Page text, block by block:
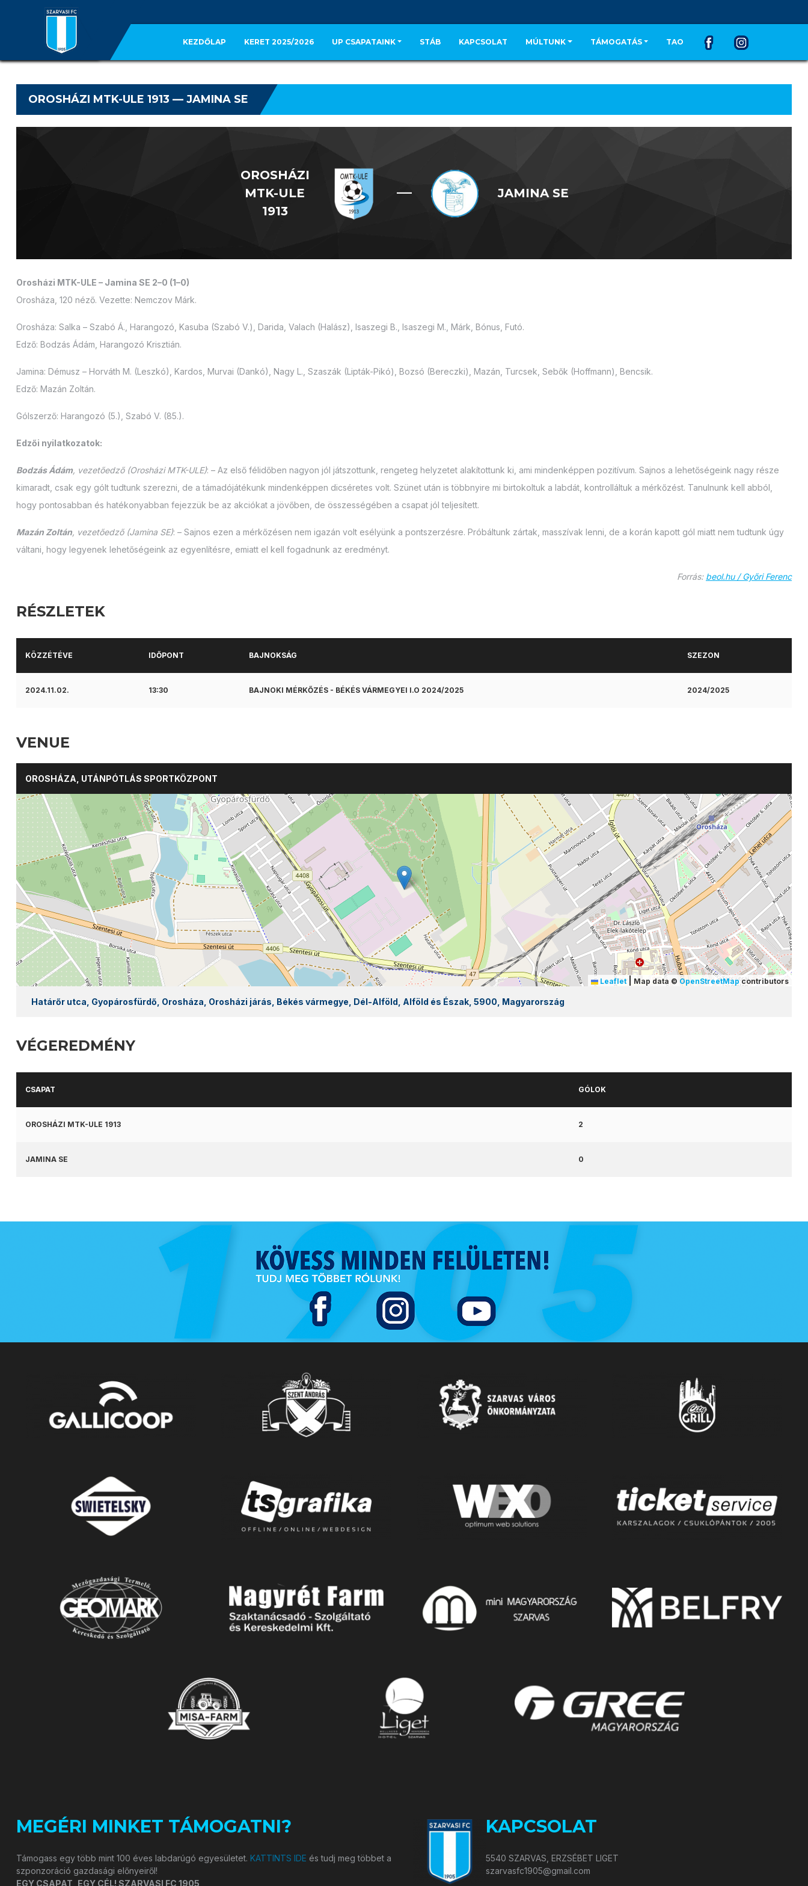
KEZDŐLAP KERET 2025/2026 UP CSAPATAINK STÁB KAPCSOLAT MÚLTUNK TÁMOGATÁS TAO
OROSHÁZI MTK-ULE 1913 — JAMINA SE
OROSHÁZI
MTK-ULE
1913
— JAMINA SE
Orosházi MTK-ULE – Jamina SE 2–0 (1–0)
Orosháza, 120 néző. Vezette: Nemczov Márk.
Orosháza: Salka – Szabó Á., Harangozó, Kasuba (Szabó V.), Darida, Valach (Halász), Isaszegi B., Isaszegi M., Márk, Bónus, Futó.
Edző: Bodzás Ádám, Harangozó Krisztián.
Jamina: Démusz – Horváth M. (Leszkó), Kardos, Murvai (Dankó), Nagy L., Szaszák (Lipták-Pikó), Bozsó (Bereczki), Mazán, Turcsek, Sebők (Hoffmann), Bencsik.
Edző: Mazán Zoltán.
Gólszerző: Harangozó (5.), Szabó V. (85.).
Edzői nyilatkozatok:
Bodzás Ádám, vezetőedző (Orosházi MTK-ULE): – Az első félidőben nagyon jól játszottunk, rengeteg helyzetet alakítottunk ki, ami mindenképpen pozitívum. Sajnos a lehetőségeink nagy része
kimaradt, csak egy gólt tudtunk szerezni, de a támadójátékunk mindenképpen dicséretes volt. Szünet után is többnyire mi birtokoltuk a labdát, kontrolláltuk a mérkőzést. Tanulnunk kell abból,
hogy pontosabban és hatékonyabban fejezzük be az akciókat a jövőben, de összességében a csapat jól teljesített.
Mazán Zoltán, vezetőedző (Jamina SE): – Sajnos ezen a mérkőzésen nem igazán volt esélyünk a pontszerzésre. Próbáltunk zártak, masszívak lenni, de a korán kapott gól miatt nem tudtunk úgy
váltani, hogy legyenek lehetőségeink az egyenlítésre, emiatt el kell fogadnunk az eredményt.
Forrás: beol.hu / Győri Ferenc
RÉSZLETEK
KÖZZÉTÉVE IDŐPONT BAJNOKSÁG SZEZON
2024.11.02. 13:30 BAJNOKI MÉRKŐZÉS - BÉKÉS VÁRMEGYEI I.O 2024/2025 2024/2025
VENUE
OROSHÁZA, UTÁNPÓTLÁS SPORTKÖZPONT
Leaflet Map data © OpenStreetMapcontributors
Határőr utca, Gyopárosfürdő, Orosháza, Orosházi járás, Békés vármegye, Dél-Alföld, Alföld és Észak, 5900, Magyarország
VÉGEREDMÉNY
CSAPAT GÓLOK
OROSHÁZI MTK-ULE 1913 2
JAMINA SE 0
MEGÉRI MINKET TÁMOGATNI?
Támogass egy több mint 100 éves labdarúgó egyesületet. KATTINTS IDE és tudj meg többet a
szponzoráció gazdasági előnyeiről!
EGY CSAPAT, EGY CÉL! SZARVASI FC 1905
KAPCSOLAT
5540 SZARVAS, ERZSÉBET LIGET
szarvasfc1905@gmail.com